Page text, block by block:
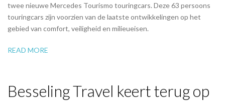
twee nieuwe Mercedes Tourismo touringcars. Deze 63 persoons
touringcars zijn voorzien van de laatste ontwikkelingen op het
gebied van comfort, veiligheid en milieueisen.
READ MORE
Besseling Travel keert terug op